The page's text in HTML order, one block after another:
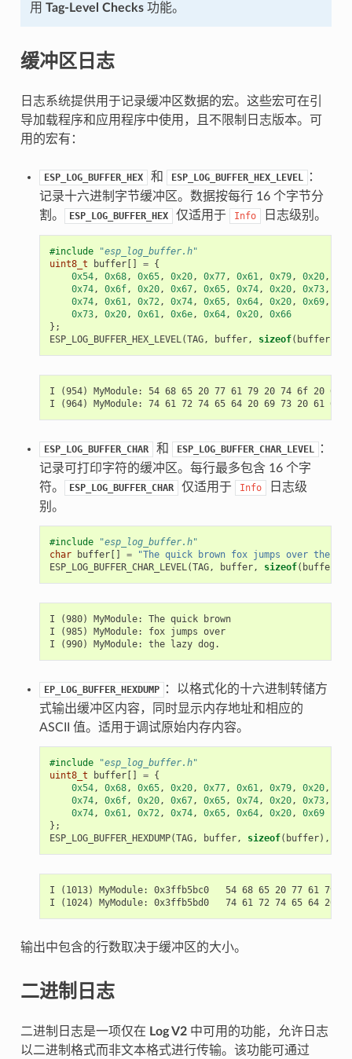
用 Tag-Level Checks功能。
缓冲区日志
日志系统提供用于记录缓冲区数据的宏。这些宏可在引
导加载程序和应用程序中使用，且不限制日志版本。可
用的宏有：
ESP_LOG_BUFFER_HEX 和 ESP_LOG_BUFFER_HEX_LEVEL
：
记录十六进制字节缓冲区。数据按每行 16 个字节分
割。
ESP_LOG_BUFFER_HEX 仅适用于 Info 日志级别。
#include
"esp_log_buffer.h"
uint8_t
buffer[] = {
0x54, 0x68, 0x65, 0x20, 0x77, 0x61, 0x79, 0x20,
0x74, 0x6f, 0x20, 0x67, 0x65, 0x74, 0x20, 0x73,
0x74, 0x61, 0x72, 0x74, 0x65, 0x64, 0x20, 0x69,
0x73, 0x20, 0x61, 0x6e, 0x64, 0x20,
0x66
};
ESP_LOG_BUFFER_HEX_LEVEL(TAG, buffer, sizeof( buffer),
I (954) MyModule: 54 68 65 20 77 61 79 20 74 6f 20 67
ESP_LOG_BUFFER_CHAR 和 ESP_LOG_BUFFER_CHAR_LEVEL
：
记录可打印字符的缓冲区。每行最多包含 16 个字
符。
ESP_LOG_BUFFER_CHAR 仅适用于 Info
日志级
别。
#include
"esp_log_buffer.h"
char
buffer[] =
"The quick brown fox jumps over the
ESP_LOG_BUFFER_CHAR_LEVEL(TAG, buffer, sizeof( buffer
I (980) MyModule: The quick brown
I (985) MyModule: fox jumps over
EP_LOG_BUFFER_HEXDUMP
：以格式化的十六进制转储方
式输出缓冲区内容，同时显示内存地址和相应的
ASCII 值。适用于调试原始内存内容。
#include
"esp_log_buffer.h"
uint8_t
buffer[] = {
0x54, 0x68, 0x65, 0x20, 0x77, 0x61, 0x79, 0x20,
0x74, 0x6f, 0x20, 0x67, 0x65, 0x74, 0x20, 0x73,
0x74, 0x61, 0x72, 0x74, 0x65, 0x64, 0x20,
0x69
};
ESP_LOG_BUFFER_HEXDUMP(TAG, buffer, sizeof( buffer),
I (1013) MyModule: 0x3ffb5bc0   54 68 65 20 77 61 79
输出中包含的行数取决于缓冲区的大小。
二进制日志
二进制日志是一项仅在 Log V2中可用的功能，允许日志
以二进制格式而非文本格式进行传输。该功能可通过